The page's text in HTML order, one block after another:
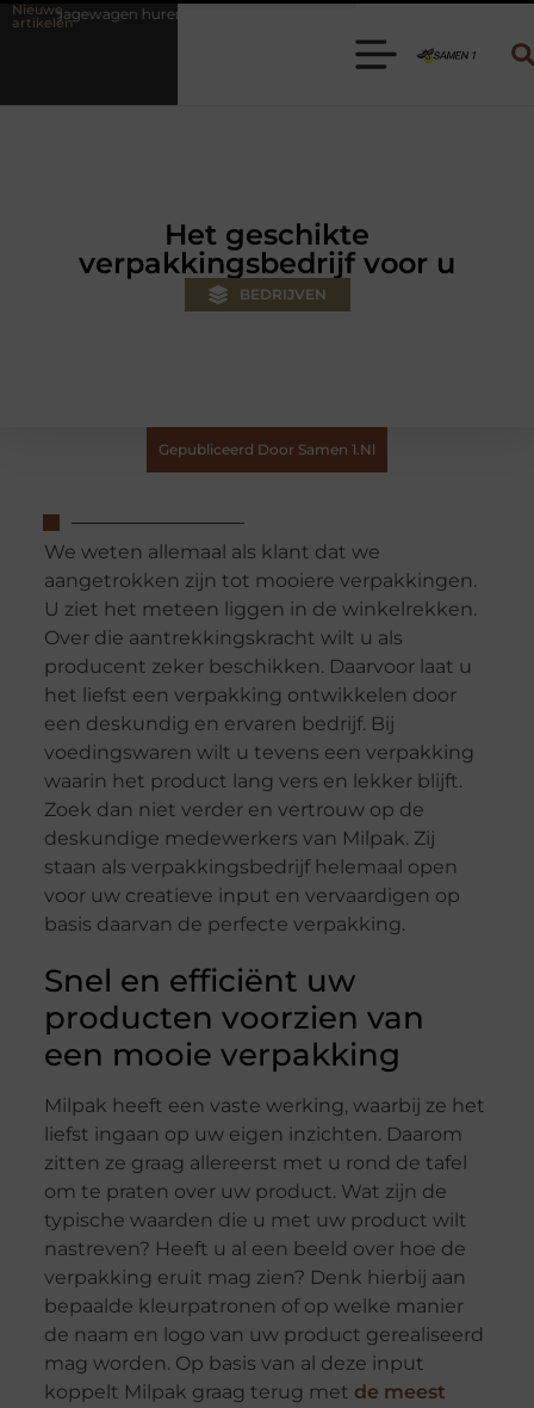
Nieuwe
artikelenKies de juiste aanhanger voor jouw klus
Het geschikte
verpakkingsbedrijf voor u
BEDRIJVEN
Gepubliceerd Door Samen 1.nl
We weten allemaal als klant dat we
aangetrokken zijn tot mooiere verpakkingen.
U ziet het meteen liggen in de winkelrekken.
Over die aantrekkingskracht wilt u als
producent zeker beschikken. Daarvoor laat u
het liefst een verpakking ontwikkelen door
een deskundig en ervaren bedrijf. Bij
voedingswaren wilt u tevens een verpakking
waarin het product lang vers en lekker blijft.
Zoek dan niet verder en vertrouw op de
deskundige medewerkers van Milpak. Zij
staan als verpakkingsbedrijf helemaal open
voor uw creatieve input en vervaardigen op
basis daarvan de perfecte verpakking.
Snel en efficiënt uw
producten voorzien van
een mooie verpakking
Milpak heeft een vaste werking, waarbij ze het
liefst ingaan op uw eigen inzichten. Daarom
zitten ze graag allereerst met u rond de tafel
om te praten over uw product. Wat zijn de
typische waarden die u met uw product wilt
nastreven? Heeft u al een beeld over hoe de
verpakking eruit mag zien? Denk hierbij aan
bepaalde kleurpatronen of op welke manier
de naam en logo van uw product gerealiseerd
mag worden. Op basis van al deze input
koppelt Milpak graag terug met de meest